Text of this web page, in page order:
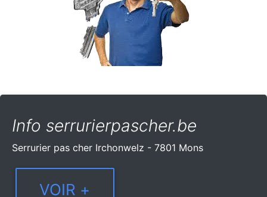
Info serrurierpascher.be
Serrurier pas cher Irchonwelz - 7801 Mons